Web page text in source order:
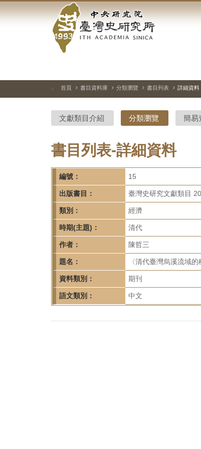
到
中
央
研
院-
臺
灣
史
研
究
所-
首
頁
::: 首頁 書目資料庫 分類瀏覽 書目列表 詳細資料
文獻類目介紹 分類瀏覽 簡易
書目列表-詳細資料
編號： 15
出版書目： 臺灣史研究文獻類目
類別： 經濟
時期(主題)： 清代
作者： 陳哲三
題名： 〈清代臺灣烏溪流域
資料類別： 期刊
語文類別： 中文